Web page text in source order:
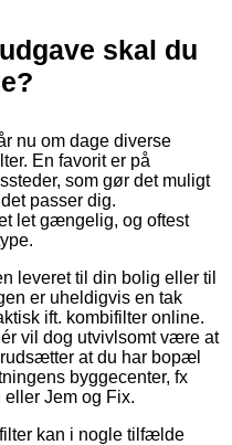
skal du
nu om dage diverse
En favorit er på
som gør det muligt
passer dig.
let gængelig, og oftest
leveret til din bolig eller til
er uheldigvis en tak
ift. kombifilter online.
vil dog utvivlsomt være at
at du har bopæl
byggecenter, fx
Jem og Fix.
kan i nogle tilfælde